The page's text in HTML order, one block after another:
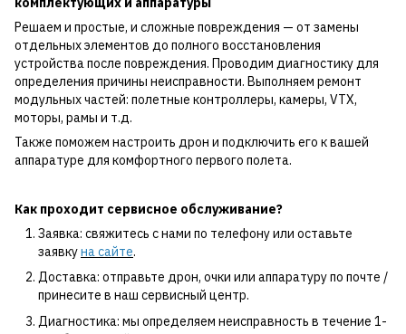
Решаем и простые, и сложные повреждения — от замены
отдельных элементов до полного восстановления
устройства после повреждения. Проводим диагностику для
определения причины неисправности. Выполняем ремонт
модульных частей: полетные контроллеры, камеры, VTX,
моторы, рамы и т.д.
Также поможем настроить дрон и подключить его к вашей
аппаратуре для комфортного первого полета.
Как проходит сервисное обслуживание?
Заявка: свяжитесь с нами по телефону или оставьте
заявкуна сайте.
Доставка: отправьте дрон, очки или аппаратуру по почте /
принесите в наш сервисный центр.
Диагностика: мы определяем неисправность в течение 1-